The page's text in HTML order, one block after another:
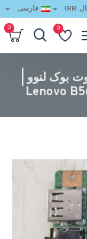
IRR فارسی
0
0
بوک لنوو |
Lenovo